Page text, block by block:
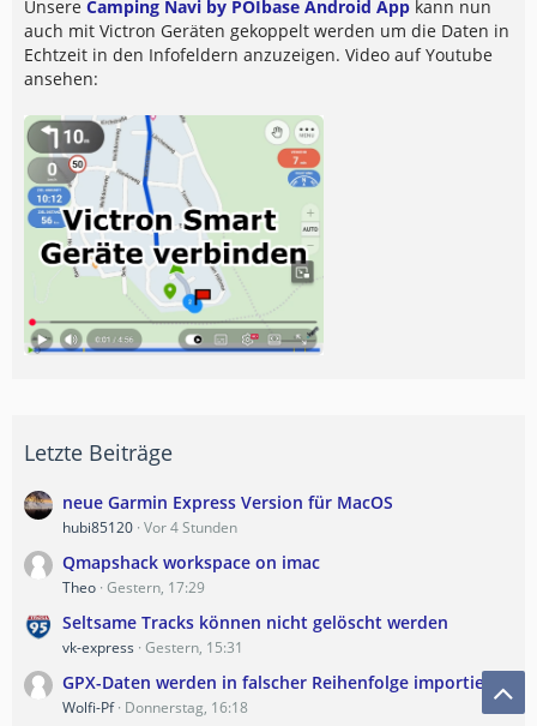
Unsere Camping Navi by POIbase Android App kann nun
auch mit Victron Geräten gekoppelt werden um die Daten in
Echtzeit in den Infofeldern anzuzeigen. Video auf Youtube
ansehen:
Letzte Beiträge
neue Garmin Express Version für MacOS
hubi85120 Vor 4 Stunden
Qmapshack workspace on imac
Theo Gestern, 17:29
Seltsame Tracks können nicht gelöscht werden
vk-express Gestern, 15:31
GPX-Daten werden in falscher Reihenfolge importiert
Wolfi-Pf Donnerstag, 16:18